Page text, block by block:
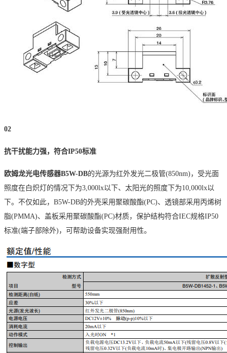
02
抗干扰能力强，符合IP50标准
欧姆龙光电传感器B5W-DB的光源为红外发光二极管(850nm)，受光面
照度在白炽灯的情况下为3,000lx以下、太阳光的照度下为10,000lx以
下。不仅如此， B5W-DB的外壳采用聚碳酸酯(PC)、透镜部采用丙烯树
脂(PMMA)、盖板采用聚碳酸酯(PC)材质，保护结构符合IEC规格IP50
标准(端子部除外)，可帮助设备实现强耐用性。